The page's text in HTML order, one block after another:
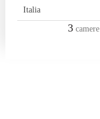
Italia
3 camere